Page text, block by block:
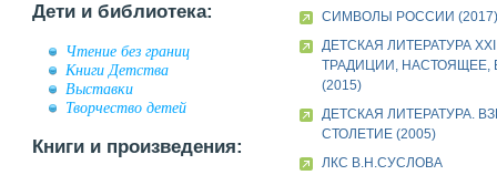
Дети и библиотека:
Чтение без границ
Книги Детства
Выставки
Творчество детей
Книги и произведения:
СИМВОЛЫ РОССИИ (2017)
ДЕТСКАЯ ЛИТЕРАТУРА
ТРАДИЦИИ, НАСТОЯЩЕЕ,
(2015)
ДЕТСКАЯ ЛИТЕРАТУРА.
СТОЛЕТИЕ (2005)
ЛКС В.Н.СУСЛОВА